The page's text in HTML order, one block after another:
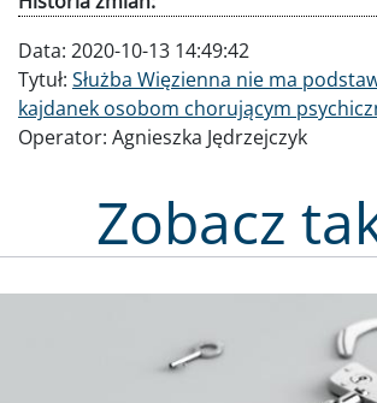
Data: 2020-10-13 14:49:42
Tytuł: Służba Więzienna nie ma
kajdanek osobom chorującym
Operator: Agnieszka Jędrzejczyk
Zobacz